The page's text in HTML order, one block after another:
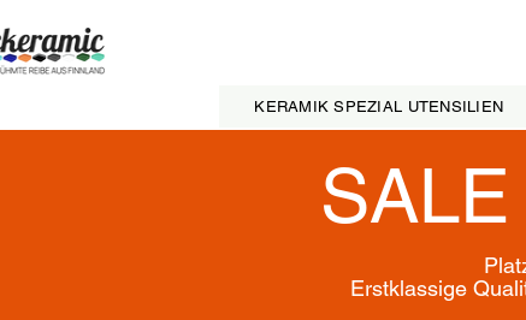
KERAMIK SPEZIAL UTENSILIEN
SALE
Erstklassige